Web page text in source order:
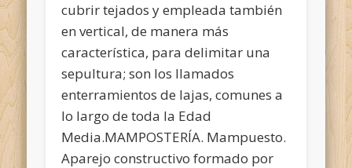
cubrir tejados y empleada también
en vertical, de manera más
característica, para delimitar una
sepultura; son los llamados
enterramientos de lajas, comunes a
lo largo de toda la Edad
Media.MAMPOSTERÍA. Mampuesto.
Aparejo constructivo formado por